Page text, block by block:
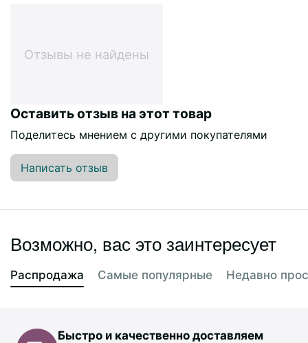
Отзывы не найдены
Оставить отзыв на этот товар
Поделитесь мнением с другими покупателями
Написать отзыв
Возможно, вас это заинтересует
Распродажа Самые популярные Недавно
Быстро и качественно доставляем